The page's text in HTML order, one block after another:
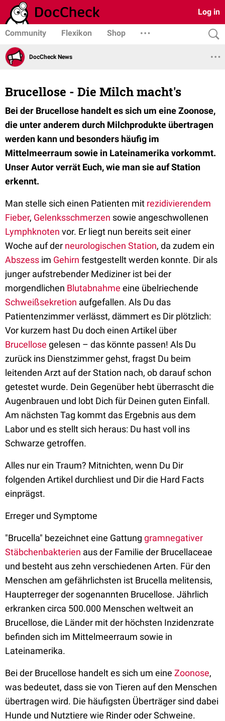
Log in
Community Flexikon Shop
DocCheck News
Brucellose - Die Milch macht's
Bei der Brucellose handelt es sich um eine Zoonose,
die unter anderem durch Milchprodukte übertragen
werden kann und besonders häufig im
Mittelmeerraum sowie in Lateinamerika vorkommt.
Unser Autor verrät Euch, wie man sie auf Station
erkennt.
Man stelle sich einen Patienten mit rezidivierendem
Fieber, Gelenksschmerzen sowie angeschwollenen
Lymphknoten vor. Er liegt nun bereits seit einer
Woche auf der neurologischen Station, da zudem ein
Abszess im Gehirn festgestellt werden konnte. Dir als
junger aufstrebender Mediziner ist bei der
morgendlichen Blutabnahme eine übelriechende
Schweißsekretion aufgefallen. Als Du das
Patientenzimmer verlässt, dämmert es Dir plötzlich:
Vor kurzem hast Du doch einen Artikel über
Brucellose gelesen – das könnte passen! Als Du
zurück ins Dienstzimmer gehst, fragst Du beim
leitenden Arzt auf der Station nach, ob darauf schon
getestet wurde. Dein Gegenüber hebt überrascht die
Augenbrauen und lobt Dich für Deinen guten Einfall.
Am nächsten Tag kommt das Ergebnis aus dem
Labor und es stellt sich heraus: Du hast voll ins
Schwarze getroffen.
Alles nur ein Traum? Mitnichten, wenn Du Dir
folgenden Artikel durchliest und Dir die Hard Facts
einprägst.
Erreger und Symptome
"Brucella" bezeichnet eine Gattung gramnegativer
Stäbchenbakterien aus der Familie der Brucellaceae
und besteht aus zehn verschiedenen Arten. Für den
Menschen am gefährlichsten ist Brucella melitensis,
Haupterreger der sogenannten Brucellose. Jährlich
erkranken circa 500.000 Menschen weltweit an
Brucellose, die Länder mit der höchsten Inzidenzrate
befinden sich im Mittelmeerraum sowie in
Lateinamerika.
Bei der Brucellose handelt es sich um eine Zoonose,
was bedeutet, dass sie von Tieren auf den Menschen
übertragen wird. Die häufigsten Überträger sind dabei
Hunde und Nutztiere wie Rinder oder Schweine.